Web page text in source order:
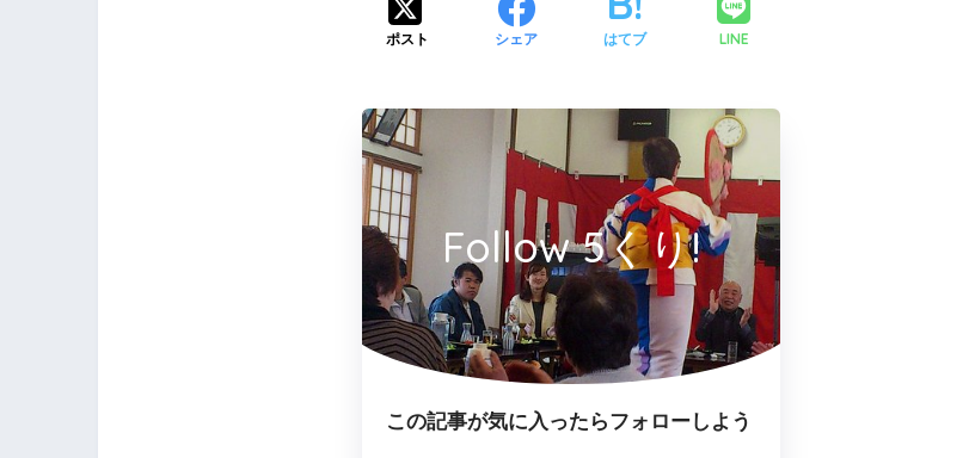
ポスト シェア はてブ LINE
Follow 5くり!
この記事が気に入ったらフォローしよう